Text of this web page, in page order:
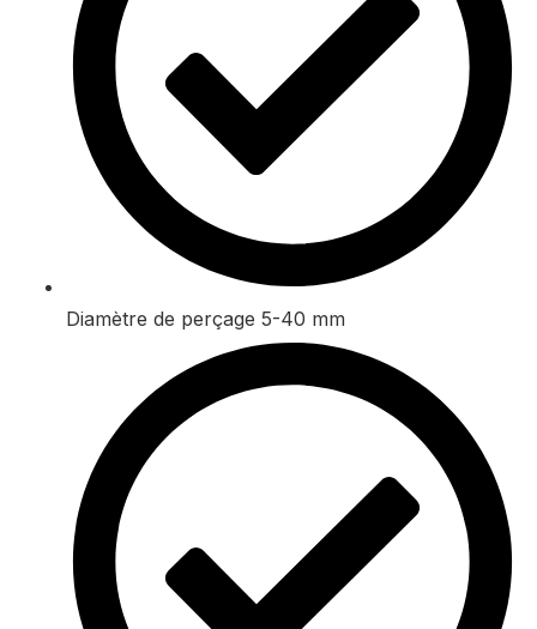
Diamètre de perçage 5-40 mm